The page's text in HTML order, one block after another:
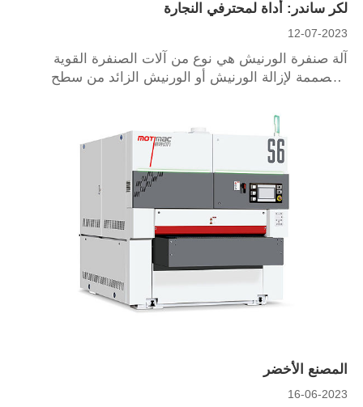
لكر ساندر: أداة لمحترفي النجارة
12-07-2023
آلة صنفرة الورنيش هي نوع من آلات الصنفرة القوية
المصممة لإزالة الورنيش أو الورنيش الزائد من سطح
المصنع الأخضر
16-06-2023